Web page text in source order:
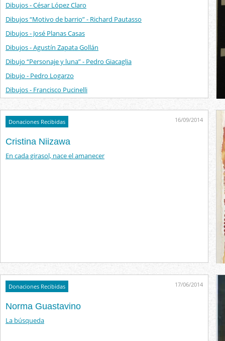
Dibujos - César López Claro
Dibujos “Motivo de barrio” - Richard Pautasso
Dibujos - José Planas Casas
Dibujos - Agustín Zapata Gollán
Dibujo “Personaje y luna” - Pedro Giacaglia
Dibujo - Pedro Logarzo
Dibujos - Francisco Pucinelli
Donaciones Recibidas 16/09/2014
Cristina Niizawa
En cada girasol, nace el amanecer
Donaciones Recibidas 17/06/2014
Norma Guastavino
La búsqueda